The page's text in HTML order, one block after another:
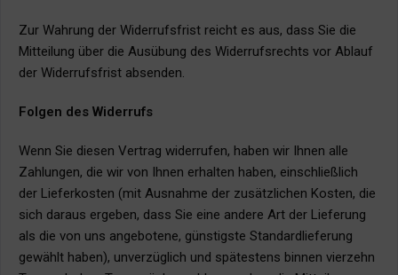
Zur Wahrung der Widerrufsfrist reicht es aus, dass Sie die
Mitteilung über die Ausübung des Widerrufsrechts vor Ablauf
der Widerrufsfrist absenden.
Folgen des Widerrufs
Wenn Sie diesen Vertrag widerrufen, haben wir Ihnen alle
Zahlungen, die wir von Ihnen erhalten haben, einschließlich
der Lieferkosten (mit Ausnahme der zusätzlichen Kosten, die
sich daraus ergeben, dass Sie eine andere Art der Lieferung
als die von uns angebotene, günstigste Standardlieferung
gewählt haben), unverzüglich und spätestens binnen vierzehn